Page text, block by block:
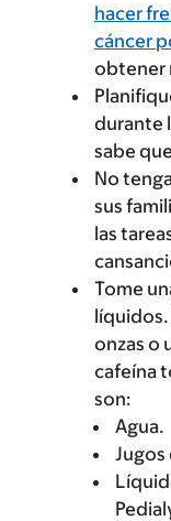
hacer
cáncer
obtener
durante
sabe
No
sus
las
Tome
líquidos.
onzas o
cafeína
son:
Agua.
Jugos